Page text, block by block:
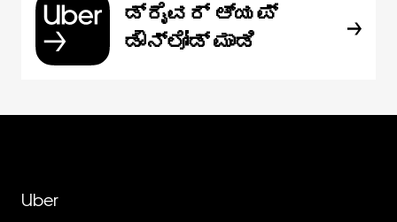
ಡ್ರೈವರ್ ಆ್ಯಪ್
ಡೌನ್‌ಲೋಡ್ ಮಾಡಿ
Uber